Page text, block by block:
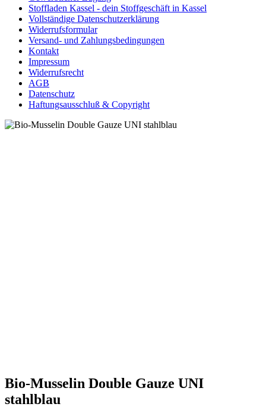
Stoffladen Kassel - dein Stoffgeschäft in Kassel
Vollständige Datenschutzerklärung
Widerrufsformular
Versand- und Zahlungsbedingungen
Kontakt
Impressum
Widerrufsrecht
AGB
Datenschutz
Haftungsausschluß & Copyright
Bio-Musselin Double Gauze UNI
stahlblau